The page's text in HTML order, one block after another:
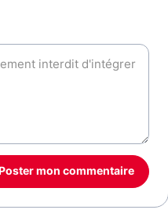
Poster mon commentaire